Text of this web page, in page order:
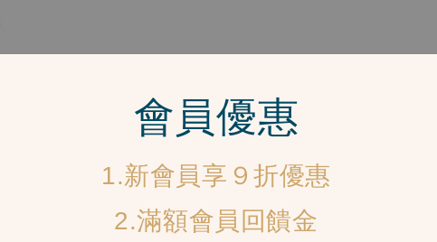
會員優惠
1.新會員享９折優惠
2.滿額會員回饋金